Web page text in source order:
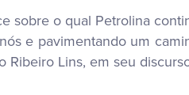
sobre o qual Petrolina
e pavimentando um
Ribeiro Lins, em seu